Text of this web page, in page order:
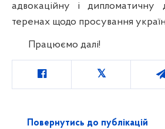
адвокаційну і дипломатичну
теренах щодо просування
Працюємо далі!
Повернутись до публікацій